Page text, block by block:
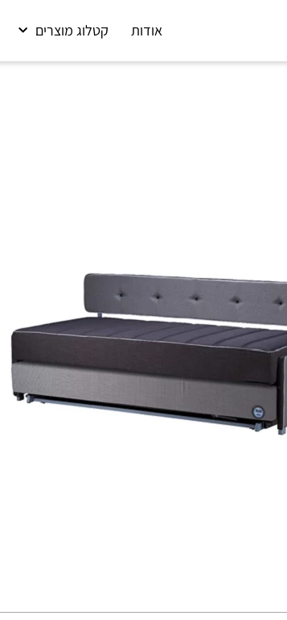
אודות קטלוג מוצרים